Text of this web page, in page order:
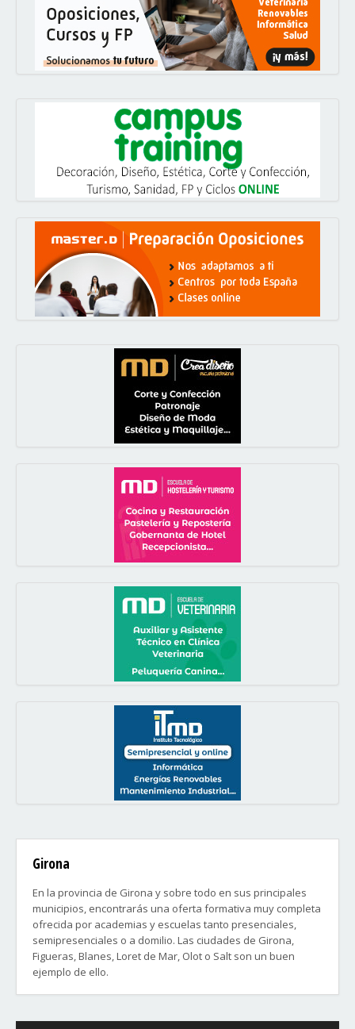
Girona
En la provincia de Girona y sobre todo en sus principales
municipios, encontrarás una oferta formativa muy completa
ofrecida por academias y escuelas tanto presenciales,
semipresenciales o a domilio. Las ciudades de Girona,
Figueras, Blanes, Loret de Mar, Olot o Salt son un buen
ejemplo de ello.
Salt, Sarriá de Ter, Quart, Fornells de la Selva, Vilablareix,